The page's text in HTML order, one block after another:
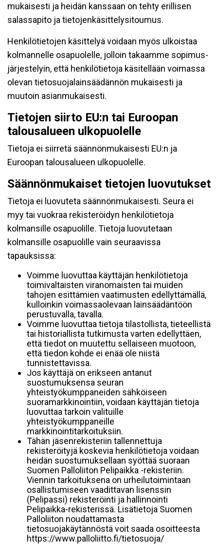
mukaisesti ja heidän kanssaan on tehty erillisen
salassapito ja tietojenkäsittelysitoumus.
Henkilötietojen käsittelyä voidaan myös ulkoistaa
kolmannelle osapuolelle, jolloin takaamme sopimus-
järjestelyin, että henkilötietoja käsitellään voimassa
olevan tietosuojalainsäädännön mukaisesti ja
muutoin asianmukaisesti.
Tietojen siirto EU:n tai Euroopan
talousalueen ulkopuolelle
Tietoja ei siirretä säännönmukaisesti EU:n ja
Euroopan talousalueen ulkopuolelle.
Säännönmukaiset tietojen luovutukset
Tietoja ei luovuteta säännönmukaisesti. Seura ei
myy tai vuokraa rekisteröidyn henkilötietoja
kolmansille osapuolille. Tietoja luovutetaan
kolmansille osapuolille vain seuraavissa
tapauksissa:
Voimme luovuttaa käyttäjän henkilötietoja
toimivaltaisten viranomaisten tai muiden
tahojen esittämien vaatimusten edellyttämällä,
kulloinkin voimassaolevaan lainsäädäntöön
perustuvalla, tavalla.
Voimme luovuttaa tietoja tilastollista, tieteellistä
tai historiallista tutkimusta varten edellyttäen,
että tiedot on muutettu sellaiseen muotoon,
että tiedon kohde ei enää ole niistä
tunnistettavissa.
Jos käyttäjä on erikseen antanut
suostumuksensa seuran
yhteistyökumppaneiden sähköiseen
suoramarkkinointiin, voidaan käyttäjän tietoja
luovuttaa tarkoin valituille
yhteistyökumppaneille
markkinointitarkoituksiin.
Tähän jäsenrekisteriin tallennettuja
rekisteröityjä koskevia henkilötietoja voidaan
heidän suostumuksellaan syöttää suoraan
Suomen Palloliiton Pelipaikka -rekisteriin.
Viennin tarkoituksena on urheilutoimintaan
osallistumiseen vaadittavan lisenssin
(Pelipassi) rekisteröinti ja hallinnointi
Pelipaikka-rekisterissä. Lisätietoja Suomen
Palloliiton noudattamasta
tietosuojakäytännöstä voit saada osoitteesta
https://www.palloliitto.fi/tietosuoja/